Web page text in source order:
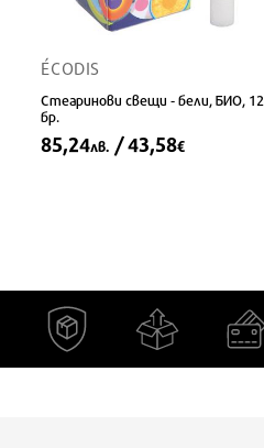
ÉCODIS
Стеаринови свещи - бели, БИО, 12
бр.
85,24лв. / 43,58€